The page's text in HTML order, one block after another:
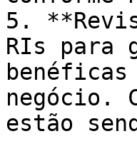
5.
RIs para
negócio.
estão